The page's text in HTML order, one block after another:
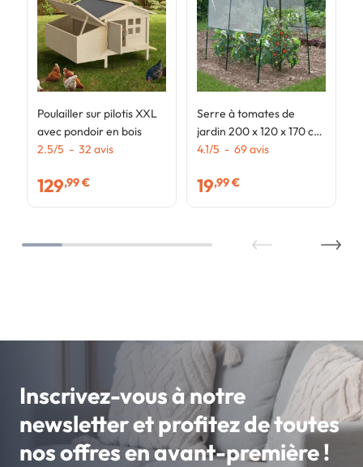
Poulailler sur pilotis XXL
avec pondoir en bois
2.5/5 - 32 avis
129,99 €
Serre à tomates de
jardin 200 x 120 x 170 cm
avec bâche transparente
4.1/5 - 69avis
19,99 €
Inscrivez-vous à notre
newsletter et profitez de toutes
nos offres en avant-première !